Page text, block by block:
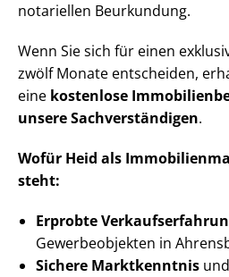
notariellen Beurkundung.
Wenn Sie sich für einen
zwölf Monate entscheiden,
eine kostenlose
unsere Sach­ver­stän­di­gen.
Wofür Heid als
steht:
Erprobte
Gewerbeobjekten in
Sichere Marktkenntnis